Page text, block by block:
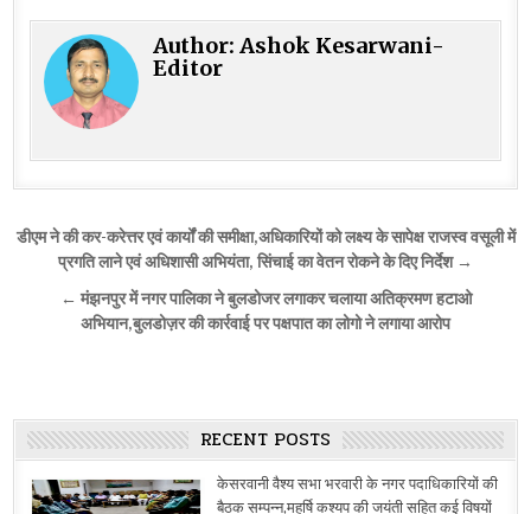
Author:Ashok Kesarwani-
Editor
Post
navigation
डीएम ने की कर-करेत्तर एवं कार्यों की समीक्षा,अधिकारियों को लक्ष्य के सापेक्ष राजस्व वसूली में
प्रगति लाने एवं अधिशासी अभियंता, सिंचाई का वेतन रोकने के दिए निर्देश →
← मंझनपुर में नगर पालिका ने बुलडोजर लगाकर चलाया अतिक्रमण हटाओ
अभियान,बुलडोज़र की कार्रवाई पर पक्षपात का लोगो ने लगाया आरोप
RECENT POSTS
केसरवानी वैश्य सभा भरवारी के नगर पदाधिकारियों की
बैठक सम्पन्न,महर्षि कश्यप की जयंती सहित कई विषयों